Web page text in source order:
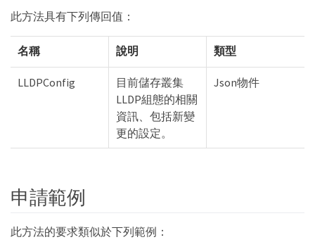
此方法具有下列傳回值：
名稱 說明 類型
LLDPConfig
目前儲存叢集
LLDP組態的相關
資訊、包括新變
更的設定。
Json物件
申請範例
此方法的要求類似於下列範例：